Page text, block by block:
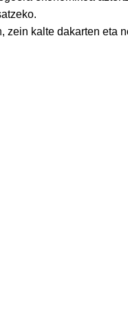
zein kalte dakarten eta